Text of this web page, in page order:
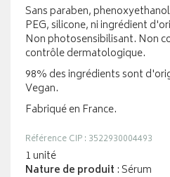
Sans paraben,
PEG, silicone, ni ingrédient
Non photosensibilisant. Non
contrôle dermatologique.
98% des ingrédients sont
Vegan.
Fabriqué en France.
Référence CIP : 3522930004493
1 unité
Nature de produit : Sérum